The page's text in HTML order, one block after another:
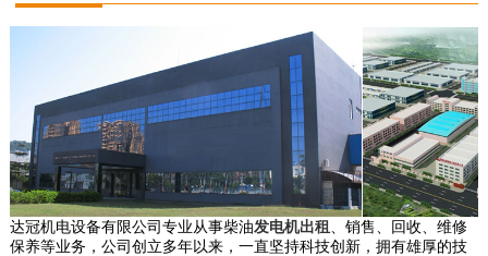
达冠机电设备有限公司专业从事柴油发电机出租
、销售、回收、维修
保养等业务，公司创立多年以来，一直坚持科技创新，拥有雄厚的技